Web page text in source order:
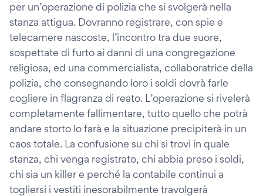
per un’operazione di polizia che si svolgerà nella
stanza attigua. Dovranno registrare, con spie e
telecamere nascoste, l’incontro tra due suore,
sospettate di furto ai danni di una congregazione
religiosa, ed una commercialista, collaboratrice della
polizia, che consegnando loro i soldi dovrà farle
cogliere in flagranza di reato. L’operazione si rivelerà
completamente fallimentare, tutto quello che potrà
andare storto lo farà e la situazione precipiterà in un
caos totale. La confusione su chi si trovi in quale
stanza, chi venga registrato, chi abbia preso i soldi,
chi sia un killer e perché la contabile continui a
togliersi i vestiti inesorabilmente travolgerà